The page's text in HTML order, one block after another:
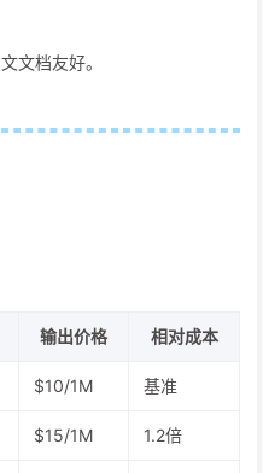
文档友好。
输出价格 相对成本
$10/1M 基准
$15/1M 1.2倍